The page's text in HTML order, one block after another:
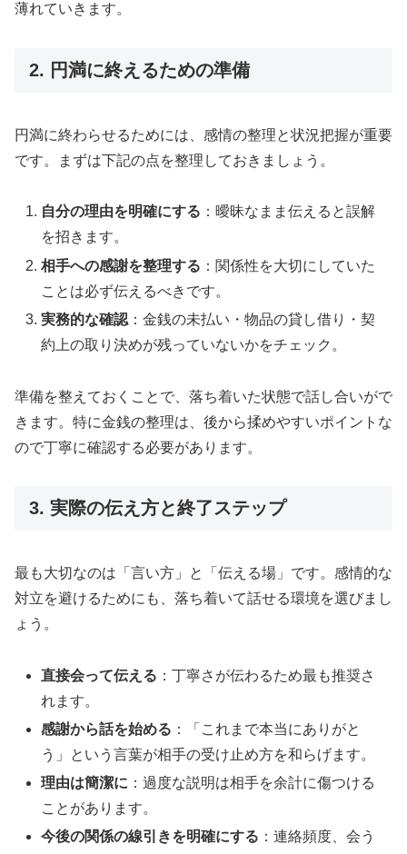
薄れていきます。
2. 円満に終えるための準備
円満に終わらせるためには、感情の整理と状況把握が重要
です。まずは下記の点を整理しておきましょう。
自分の理由を明確にする ：曖昧なまま伝えると誤解
を招きます。
相手への感謝を整理する ：関係性を大切にしていた
ことは必ず伝えるべきです。
実務的な確認 ：金銭の未払い・物品の貸し借り・契
約上の取り決めが残っていないかをチェック。
準備を整えておくことで、落ち着いた状態で話し合いがで
きます。特に金銭の整理は、後から揉めやすいポイントな
ので丁寧に確認する必要があります。
3. 実際の伝え方と終了ステップ
最も大切なのは「言い方」と「伝える場」です。感情的な
対立を避けるためにも、落ち着いて話せる環境を選びまし
ょう。
直接会って伝える ：丁寧さが伝わるため最も推奨さ
れます。
感謝から話を始める ：「これまで本当にありがと
う」という言葉が相手の受け止め方を和らげます。
理由は簡潔に ：過度な説明は相手を余計に傷つける
ことがあります。
今後の関係の線引きを明確にする ：連絡頻度、会う